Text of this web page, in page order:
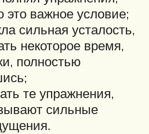
это важное условие;
сильная усталость,
некоторое время,
полностью
те упражнения,
сильные